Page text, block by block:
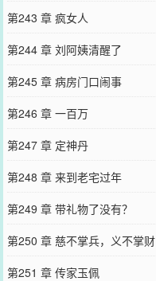
第243 章 疯女人
第244 章 刘阿姨清醒了
第245 章 病房门口闹事
第246 章 一百万
第247 章 定神丹
第248 章 来到老宅过年
第249 章 带礼物了没有？
第250 章 慈不掌兵，义不掌财
第251 章 传家玉佩